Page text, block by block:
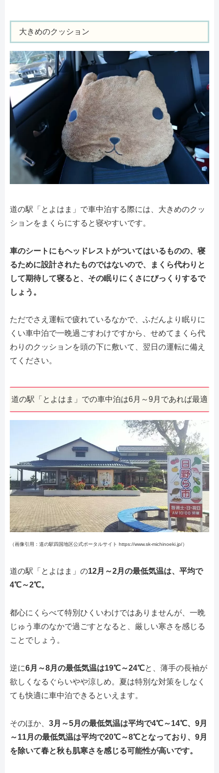
大きめのクッション
道の駅「とよはま」で車中泊する際には、大きめのクッ
ションをまくらにすると寝やすいです。
車のシートにもヘッドレストがついてはいるものの、寝
るために設計されたものではないので、まくら代わりと
して期待して寝ると、その眠りにくさにびっくりするで
しょう。
ただでさえ運転で疲れているなかで、ふだんより眠りに
くい車中泊で一晩過ごすわけですから、せめてまくら代
わりのクッションを頭の下に敷いて、翌日の運転に備え
てください。
道の駅「とよはま」での車中泊は6月～9月であれば最適
（画像引用：道の駅四国地区公式ポータルサイト https://www.sk-michinoeki.jp/）
道の駅「とよはま」の12月～2月の最低気温は、平均で
4℃～2℃。
都心にくらべて特別ひくいわけではありませんが、一晩
じゅう車のなかで過ごすとなると、厳しい寒さを感じる
ことでしょう。
逆に6月～8月の最低気温は19℃～24℃と、薄手の長袖が
欲しくなるぐらいやや涼しめ。夏は特別な対策をしなく
ても快適に車中泊できるといえます。
そのほか、 3月～5月の最低気温は平均で4℃～14℃、9月
～11月の最低気温は平均で20℃～8℃となっており、9月
を除いて春と秋も肌寒さを感じる可能性が高いです。